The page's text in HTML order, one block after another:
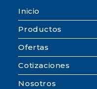
Inicio
Productos
Ofertas
Cotizaciones
Nosotros